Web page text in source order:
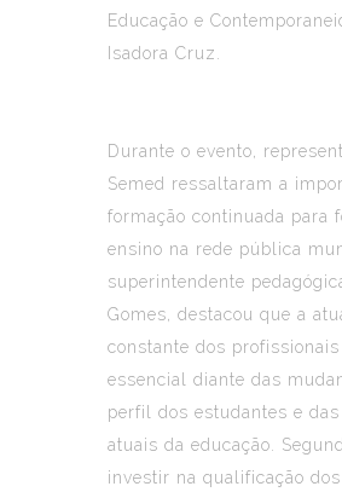
Educação e
Isadora Cruz.
Durante o evento,
Semed ressaltaram a
formação continuada para
ensino na rede pública
superintendente
Gomes, destacou que a
constante dos profissionais
essencial diante das
perfil dos estudantes e
atuais da educação.
investir na qualificação dos